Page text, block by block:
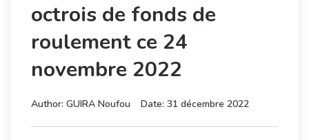
octrois de fonds de
roulement ce 24
novembre 2022
Author: GUIRA Noufou Date: 31 décembre 2022